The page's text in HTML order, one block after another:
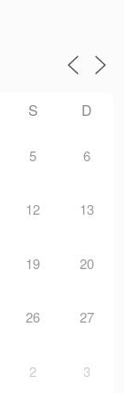
S D
5 6
12 13
19 20
26 27
2 3